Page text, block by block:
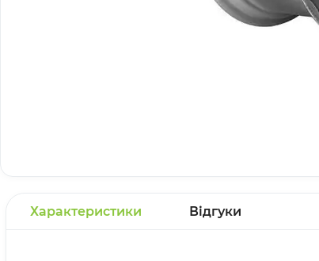
Характеристики Відгуки